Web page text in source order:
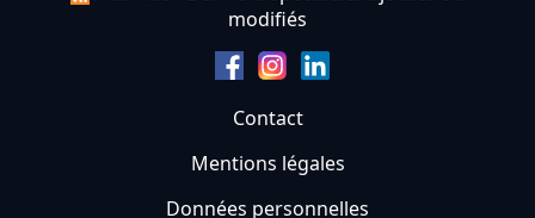
modifiés
Contact
Mentions légales
Données personnelles